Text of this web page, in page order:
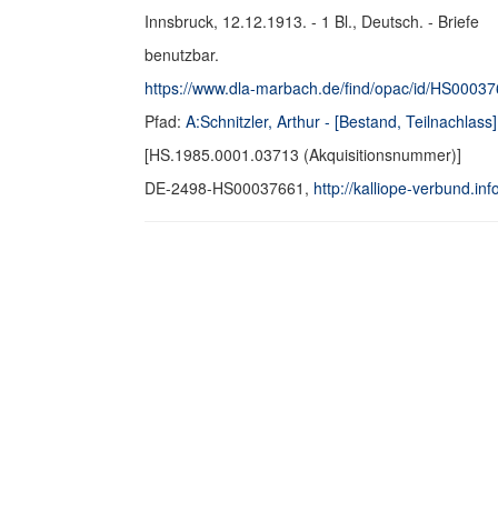
Innsbruck, 12.12.1913. - 1 Bl., Deutsch. - Briefe
benutzbar.
https://www.dla-marbach.de/find/opac/id/
Pfad: A:Schnitzler, Arthur - [Bestand, Teilnachlass]
[HS.1985.0001.03713 (Akquisitionsnummer)]
DE-2498-HS00037661, http://kalliope-